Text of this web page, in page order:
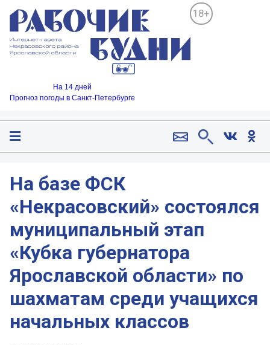
18+
На 14 дней
Прогноз погоды в Санкт-Петербурге
На базе ФСК
«Некрасовский» состоялся
муниципальный этап
«Кубка губернатора
Ярославской области» по
шахматам среди учащихся
начальных классов